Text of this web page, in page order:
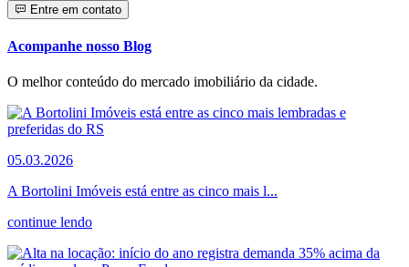
Entre em contato
Acompanhe nosso Blog
O melhor conteúdo do mercado imobiliário da cidade.
05.03.2026
A Bortolini Imóveis está entre as cinco mais l...
continue lendo